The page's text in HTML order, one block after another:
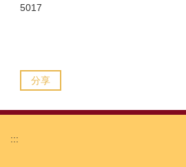
5017
分享
:::